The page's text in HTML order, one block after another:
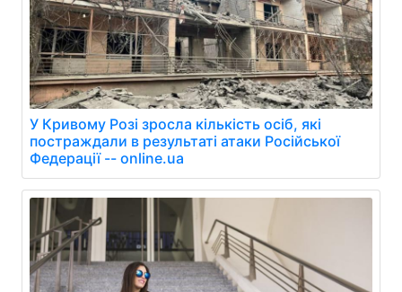
У Кривому Розі зросла кількість осіб, які
постраждали в результаті атаки Російської
Федерації -- online.ua